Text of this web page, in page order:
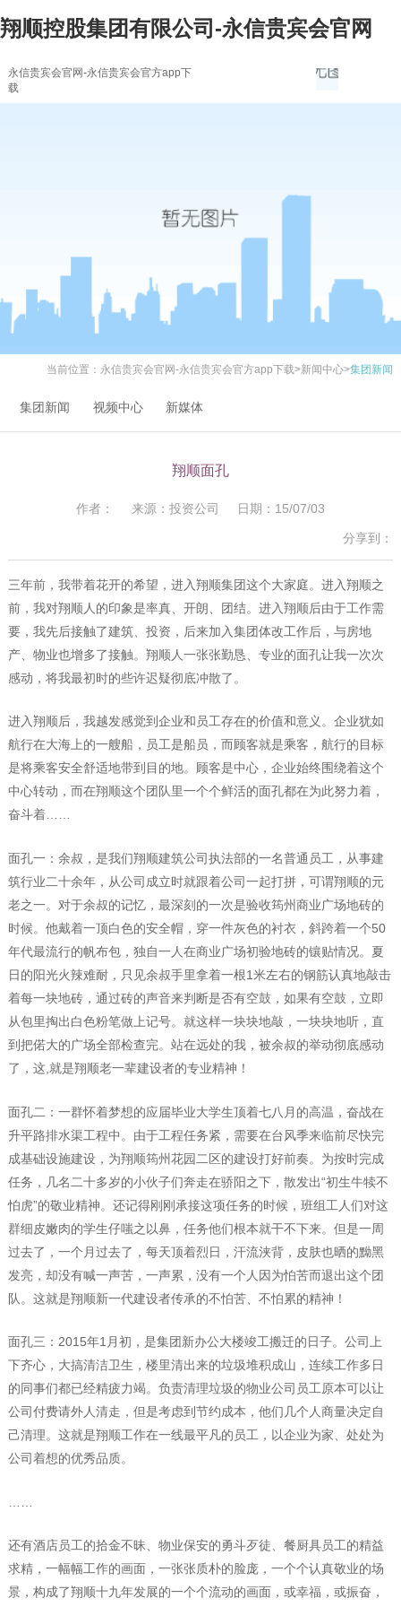
翔顺控股集团有限公司-永信贵宾会官网
永信贵宾会官网-永信贵宾会官方app下
载
当前位置： 永信贵宾会官网-永信贵宾会官方app下载>新闻中心>集团新闻
集团新闻 视频中心 新媒体
翔顺面孔
作者： 来源：投资公司 日期：15/07/03
分享到：
三年前，我带着花开的希望，进入翔顺集团这个大家庭。进入翔顺之
前，我对翔顺人的印象是率真、开朗、团结。进入翔顺后由于工作需
要，我先后接触了建筑、投资，后来加入集团体改工作后，与房地
产、物业也增多了接触。翔顺人一张张勤恳、专业的面孔让我一次次
感动，将我最初时的些许迟疑彻底冲散了。
进入翔顺后，我越发感觉到企业和员工存在的价值和意义。企业犹如
航行在大海上的一艘船，员工是船员，而顾客就是乘客，航行的目标
是将乘客安全舒适地带到目的地。顾客是中心，企业始终围绕着这个
中心转动，而在翔顺这个团队里一个个鲜活的面孔都在为此努力着，
奋斗着……
面孔一：余叔，是我们翔顺建筑公司执法部的一名普通员工，从事建
筑行业二十余年，从公司成立时就跟着公司一起打拼，可谓翔顺的元
老之一。对于余叔的记忆，最深刻的一次是验收筠州商业广场地砖的
时候。他戴着一顶白色的安全帽，穿一件灰色的衬衣，斜跨着一个50
年代最流行的帆布包，独自一人在商业广场初验地砖的镶贴情况。夏
日的阳光火辣难耐，只见余叔手里拿着一根1米左右的钢筋认真地敲击
着每一块地砖，通过砖的声音来判断是否有空鼓，如果有空鼓，立即
从包里掏出白色粉笔做上记号。就这样一块块地敲，一块块地听，直
到把偌大的广场全部检查完。站在远处的我，被余叔的举动彻底感动
了，这,就是翔顺老一辈建设者的专业精神！
面孔二：一群怀着梦想的应届毕业大学生顶着七八月的高温，奋战在
升平路排水渠工程中。由于工程任务紧，需要在台风季来临前尽快完
成基础设施建设，为翔顺筠州花园二区的建设打好前奏。为按时完成
任务，几名二十多岁的小伙子们奔走在骄阳之下，散发出“初生牛犊不
怕虎”的敬业精神。还记得刚刚承接这项任务的时候，班组工人们对这
群细皮嫩肉的学生仔嗤之以鼻，任务他们根本就干不下来。但是一周
过去了，一个月过去了，每天顶着烈日，汗流浃背，皮肤也晒的黝黑
发亮，却没有喊一声苦，一声累，没有一个人因为怕苦而退出这个团
队。这就是翔顺新一代建设者传承的不怕苦、不怕累的精神！
面孔三：2015年1月初，是集团新办公大楼竣工搬迁的日子。公司上
下齐心，大搞清洁卫生，楼里清出来的垃圾堆积成山，连续工作多日
的同事们都已经精疲力竭。负责清理垃圾的物业公司员工原本可以让
公司付费请外人清走，但是考虑到节约成本，他们几个人商量决定自
己清理。这就是翔顺工作在一线最平凡的员工，以企业为家、处处为
公司着想的优秀品质。
还有酒店员工的拾金不昧、物业保安的勇斗歹徒、餐厨具员工的精益
求精，一幅幅工作的画面，一张张质朴的脸庞，一个个认真敬业的场
景，构成了翔顺十九年发展的一个个流动的画面，或幸福，或振奋，